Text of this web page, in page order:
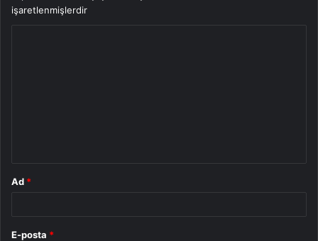
işaretlenmişlerdir
Ad *
E-posta *